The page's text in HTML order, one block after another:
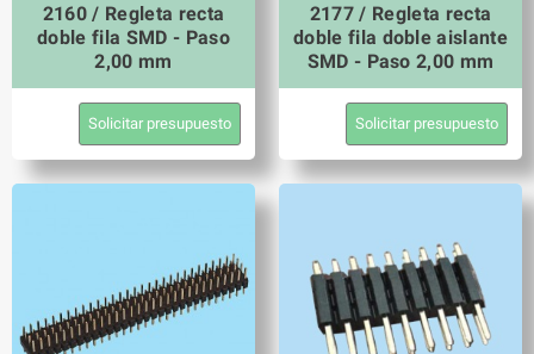
2160 / Regleta recta
doble fila SMD - Paso
2,00 mm
Solicitar presupuesto
2177 / Regleta recta
doble fila doble aislante
SMD - Paso 2,00 mm
Solicitar presupuesto